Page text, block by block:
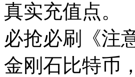
真实充值点。
必抢必刷《注
金刚石比特币